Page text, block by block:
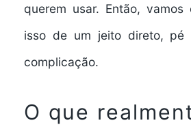
querem usar. Então, vamos
isso de um jeito direto, pé
complicação.
O que